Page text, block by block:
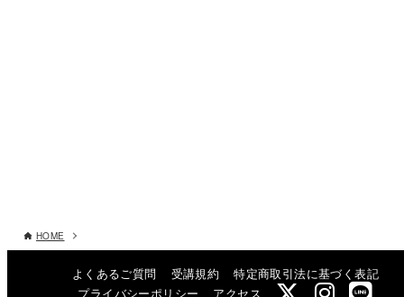
HOME
よくあるご質問 受講規約
特定商取引法に基づく表記
プライバシーポリシー
アクセス